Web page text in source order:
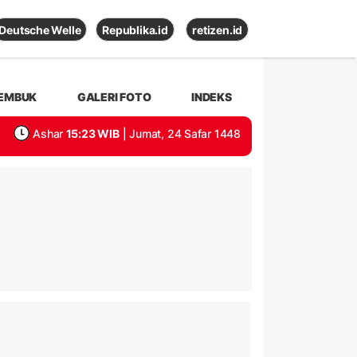
Deutsche Welle Republika.id retizen.id
GALERI FOTO INDEKS
Ashar 15:23 WIB | Jumat, 24 Safar 1448